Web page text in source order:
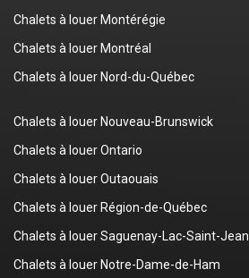
Chalets à louer Montérégie
Chalets à louer Montréal
Chalets à louer Nord-du-Québec
Chalets à louer Nouveau-Brunswick
Chalets à louer Ontario
Chalets à louer Outaouais
Chalets à louer Région-de-Québec
Chalets à louer Saguenay-Lac-Saint-Jean
Chalets à louer Notre-Dame-de-Ham